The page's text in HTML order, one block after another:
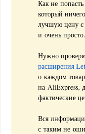
Как не
который
лучшую цену с
и очень просто.
Нужно
расширения
о каждом
на AliExpress,
фактические
Вся
с таким не